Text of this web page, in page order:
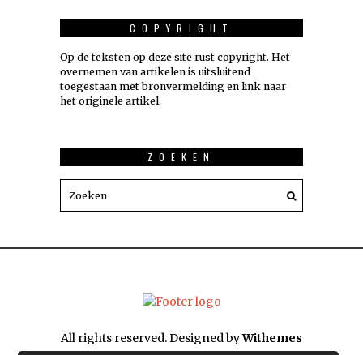
COPYRIGHT
Op de teksten op deze site rust copyright. Het
overnemen van artikelen is uitsluitend
toegestaan met bronvermelding en link naar
het originele artikel.
ZOEKEN
All rights reserved. Designed byWithemes